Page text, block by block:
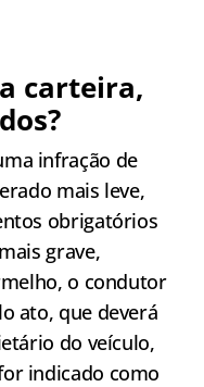
carteira,
infração de
mais leve,
obrigatórios
grave,
o condutor
ato, que deverá
do veículo,
indicado como